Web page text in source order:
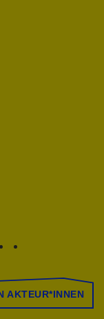
AKTEUR*INNEN